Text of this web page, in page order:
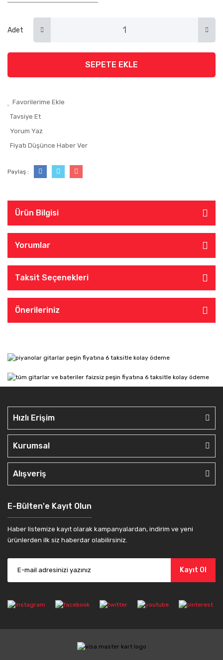
Adet
SEPETE EKLE
Tavsiye Et
Yorum Yaz
Fiyatı Düşünce Haber Ver
Paylaş :
Ürün Bilgisi
Yorumlar
Taksit Seçenekleri
Önerileriniz
Hızlı Erişim
Kurumsal
Alışveriş
E-Bülten'e Kayıt Olun
Haber listemize kayıt olarak kampanyalardan, indirim ve yeni
ürünlerden ilk siz haberdar olabilirsiniz.
Kayıt Ol